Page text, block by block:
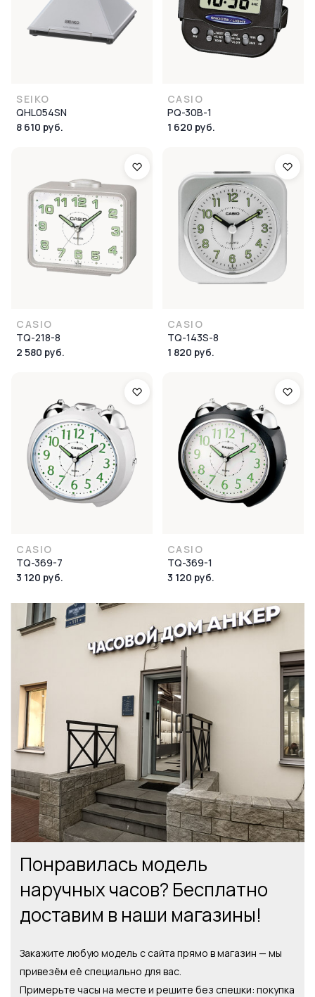
SEIKO
QHL054SN
8 610 руб.
CASIO
PQ-30B-1
1 620 руб.
CASIO
TQ-218-8
2 580 руб.
CASIO
TQ-143S-8
1 820 руб.
CASIO
TQ-369-7
3 120 руб.
CASIO
TQ-369-1
3 120 руб.
Понравилась модель
наручных часов? Бесплатно
доставим в наши магазины!
Закажите любую модель с сайта прямо в магазин — мы
привезём её специально для вас.
Примерьте часы на месте и решите без спешки: покупка